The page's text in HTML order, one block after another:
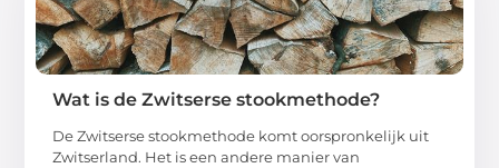
Wat is de Zwitserse stookmethode?
De Zwitserse stookmethode komt oorspronkelijk uit
Zwitserland. Het is een andere manier van